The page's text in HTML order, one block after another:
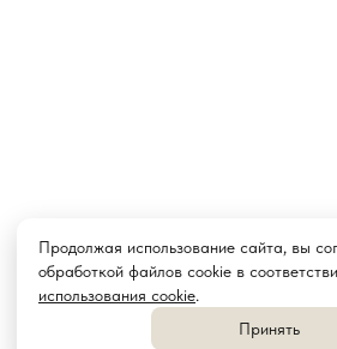
Продолжая использование сайта, вы
обработкой файлов cookie в
использования cookie.
Принять
ПОСЛЕРОДОВАЯ ДЕПРЕССИЯ